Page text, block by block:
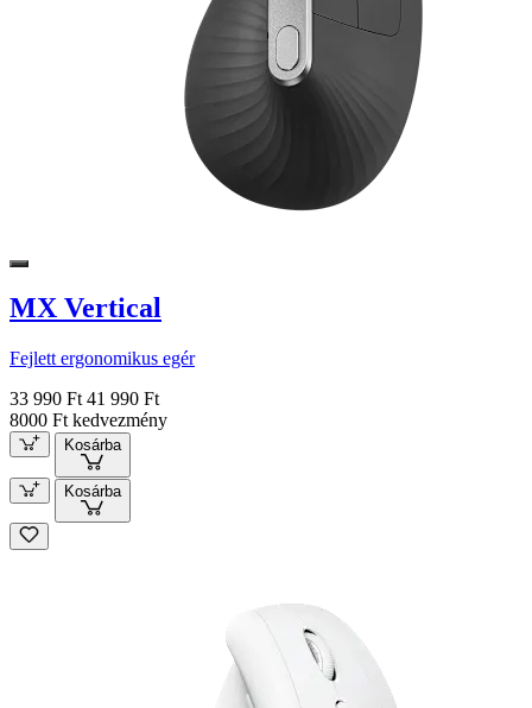
MX Vertical
Fejlett ergonomikus egér
33 990 Ft 41 990 Ft
8000 Ft kedvezmény
Kosárba
Kosárba